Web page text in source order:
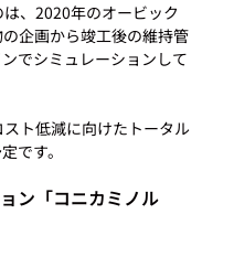
、2020年のオービック
企画から竣工後の維持管
でシミュレーションして
ト低減に向けたトータル
ン「コニカミノル